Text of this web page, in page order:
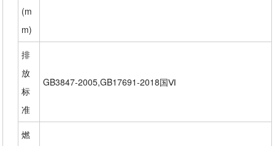
(m
m)
排
放
标
准
GB3847-2005,GB17691-2018国Ⅵ
燃